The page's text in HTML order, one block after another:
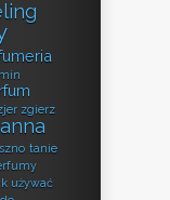
zgierz
tanie
używać